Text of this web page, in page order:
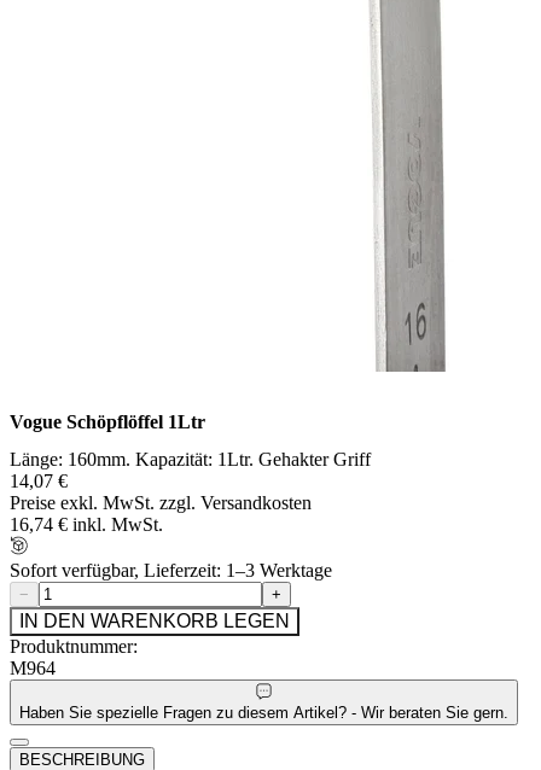
Vogue Schöpflöffel 1Ltr
Länge: 160mm. Kapazität: 1Ltr. Gehakter Griff
14,07 €
Preise exkl. MwSt. zzgl. Versandkosten
16,74 € inkl. MwSt.
Sofort verfügbar, Lieferzeit: 1–3 Werktage
− +
IN DEN WARENKORB LEGEN
Produktnummer:
M964
Haben Sie spezielle Fragen zu diesem Artikel? - Wir beraten Sie gern.
BESCHREIBUNG